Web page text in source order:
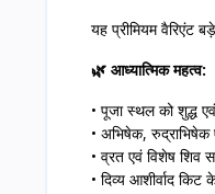
यह प्रीमियम वैरिएंट
🌿 आध्यात्मिक महत्व:
• पूजा स्थल को शुद्ध
• अभिषेक, रुद्राभिषेक
• व्रत एवं विशेष शिव
• दिव्य आशीर्वाद